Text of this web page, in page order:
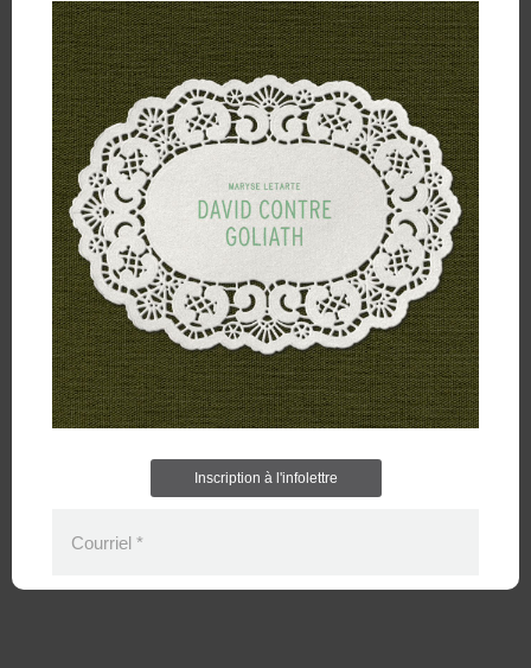
Inscription à l'infolettre
Courriel *